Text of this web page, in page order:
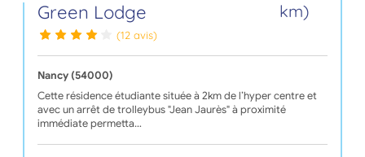
Green Lodge
km)
(12 avis)
Nancy (54000)
Cette résidence étudiante située à 2km de l’hyper centre et
avec un arrêt de trolleybus "Jean Jaurès" à proximité
immédiate permetta…